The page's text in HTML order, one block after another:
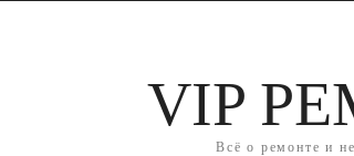
VIP
Всё о ремонте и